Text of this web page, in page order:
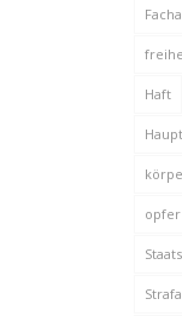
Haft
opfer